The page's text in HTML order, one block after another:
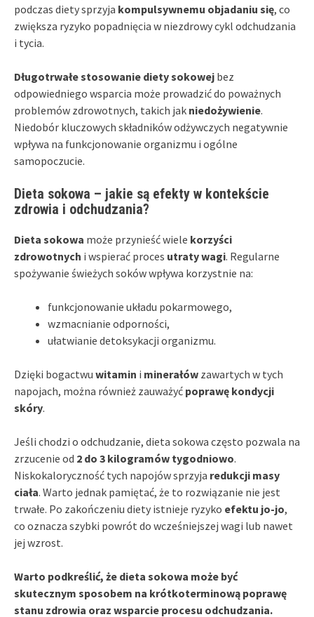
podczas diety sprzyja kompulsywnemu objadaniu się, co
zwiększa ryzyko popadnięcia w niezdrowy cykl odchudzania
i tycia.
Długotrwałe stosowanie diety sokowej bez
odpowiedniego wsparcia może prowadzić do poważnych
problemów zdrowotnych, takich jak niedożywienie.
Niedobór kluczowych składników odżywczych negatywnie
wpływa na funkcjonowanie organizmu i ogólne
samopoczucie.
Dieta sokowa – jakie są efekty w kontekście
zdrowia i odchudzania?
Dieta sokowa może przynieść wiele korzyści
zdrowotnych i wspierać proces utraty wagi. Regularne
spożywanie świeżych soków wpływa korzystnie na:
funkcjonowanie układu pokarmowego,
wzmacnianie odporności,
ułatwianie detoksykacji organizmu.
Dzięki bogactwu witamin i minerałów zawartych w tych
napojach, można również zauważyć poprawę kondycji
skóry.
Jeśli chodzi o odchudzanie, dieta sokowa często pozwala na
zrzucenie od 2 do 3 kilogramów tygodniowo.
Niskokaloryczność tych napojów sprzyja redukcji masy
ciała. Warto jednak pamiętać, że to rozwiązanie nie jest
trwałe. Po zakończeniu diety istnieje ryzyko efektu jo-jo,
co oznacza szybki powrót do wcześniejszej wagi lub nawet
jej wzrost.
Warto podkreślić, że dieta sokowa może być
skutecznym sposobem na krótkoterminową poprawę
stanu zdrowia oraz wsparcie procesu odchudzania.